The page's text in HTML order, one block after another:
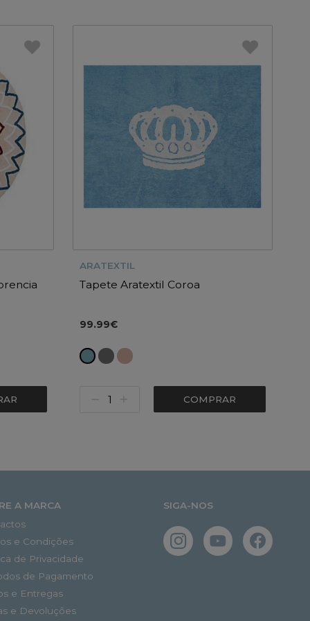
ARATEXTIL
Tapete Aratextil Coroa
99.99€
COMPRAR
A MARCA
e Condições
de Privacidade
de Pagamento
e Entregas
e Devoluções
SIGA-NOS